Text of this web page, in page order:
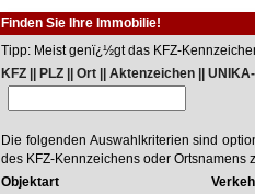
Finden Sie Ihre Immobilie!
Tipp: Meist genï¿½gt das KFZ-
KFZ || PLZ || Ort || Aktenzeichen ||
Die folgenden Auswahlkriterien sind
des KFZ-Kennzeichens oder Ortsnamens
Objektart